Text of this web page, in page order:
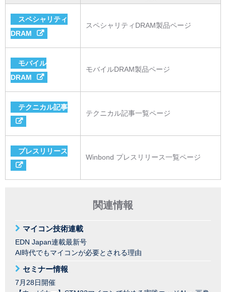
スペシャリティ
DRAM
スペシャリティDRAM製品ページ
モバイル
DRAM
モバイルDRAM製品ページ
テクニカル記事
テクニカル記事一覧ページ
プレスリリース
Winbond プレスリリース一覧ページ
関連情報
マイコン技術連載
EDN Japan連載最新号
AI時代でもマイコンが必要とされる理由
セミナー情報
7月28日開催